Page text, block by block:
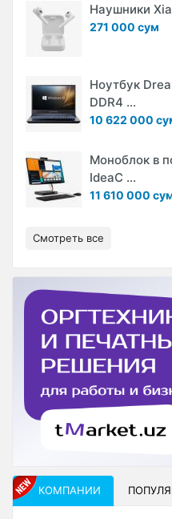
Наушники
271 000 сум
Ноутбук
DDR4 ...
10 622 000
Моноблок в
IdeaC ...
11 610 000
Смотреть все
КОМПАНИИ